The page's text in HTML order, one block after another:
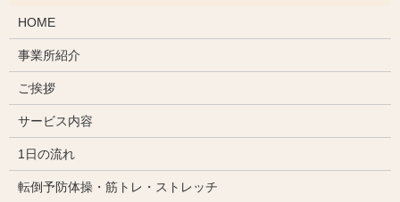
HOME
事業所紹介
ご挨拶
サービス内容
1日の流れ
転倒予防体操・筋トレ・ストレッチ